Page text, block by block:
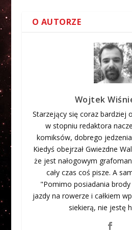
O AUTORZE
Wojtek
Starzejący się coraz bardziej
w stopniu redaktora
komiksów, dobrego
Kiedyś obejrzał Gwiezdne
że jest nałogowym
cały czas coś pisze. A
"Pomimo posiadania
jazdy na rowerze i całkiem
siekierą, nie jestę